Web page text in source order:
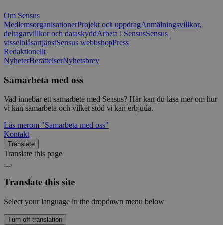
Om Sensus
MedlemsorganisationerProjekt och uppdragAnmälningsvillkor,
deltagarvillkor och dataskyddArbeta i SensusSensus
visselblåsartjänstSensus webbshopPress
Redaktionellt
NyheterBerättelserNyhetsbrev
Samarbeta med oss
Vad innebär ett samarbete med Sensus? Här kan du läsa mer om hur
vi kan samarbeta och vilket stöd vi kan erbjuda.
Läs merom "Samarbeta med oss"
Kontakt
Translate
Translate this page
Translate this site
Select your language in the dropdown menu below
Turn off translation